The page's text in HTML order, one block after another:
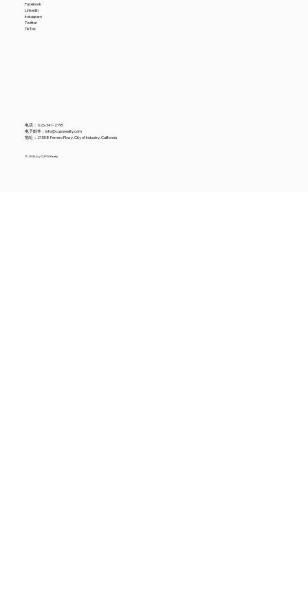
© 2026 by CUPS Realty
电话： 626-341-2195
电子邮件： info@cupsrealty.com
地址：21558 Ferrero Pkwy, City of Industry, California
Facebook
LinkedIn
Instagram
Twitter
TikTok